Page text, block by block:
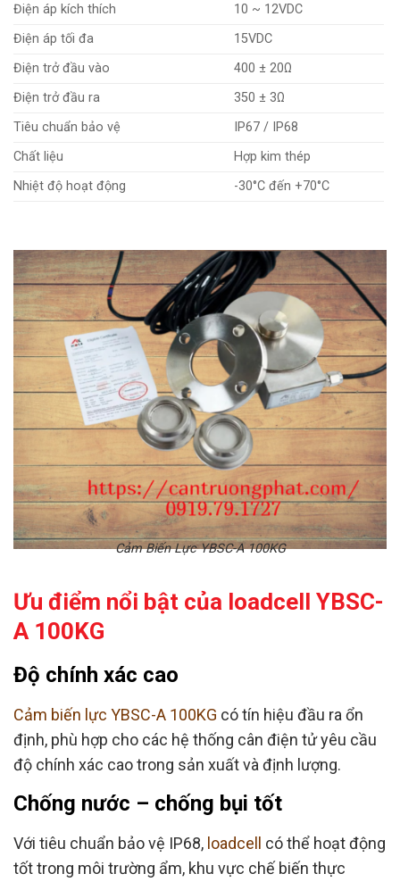
Điện áp kích thích
10 ~ 12VDC
Điện áp tối đa
15VDC
Điện trở đầu vào
400 ± 20Ω
Điện trở đầu ra
350 ± 3Ω
Tiêu chuẩn bảo vệ
IP67 / IP68
Chất liệu
Hợp kim thép
Nhiệt độ hoạt động
-30°C đến +70°C
Cảm Biến Lực YBSC-A 100KG
Ưu điểm nổi bật của loadcell YBSC-
A 100KG
Độ chính xác cao
Cảm biến lực YBSC-A 100KG có tín hiệu đầu ra ổn
định, phù hợp cho các hệ thống cân điện tử yêu cầu
độ chính xác cao trong sản xuất và định lượng.
Chống nước – chống bụi tốt
Với tiêu chuẩn bảo vệ IP68, loadcell có thể hoạt động
tốt trong môi trường ẩm, khu vực chế biến thực